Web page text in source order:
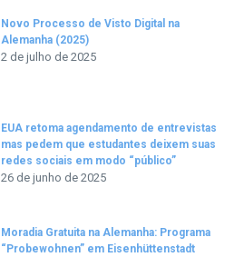
Novo Processo de Visto Digital na
Alemanha (2025)
2 de julho de 2025
EUA retoma agendamento de entrevistas
mas pedem que estudantes deixem suas
redes sociais em modo “público”
26 de junho de 2025
Moradia Gratuita na Alemanha: Programa
“Probewohnen” em Eisenhüttenstadt